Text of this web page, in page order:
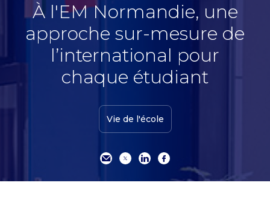
À l'EM Normandie, une
approche sur-mesure de
l’international pour
chaque étudiant
Vie de l'école